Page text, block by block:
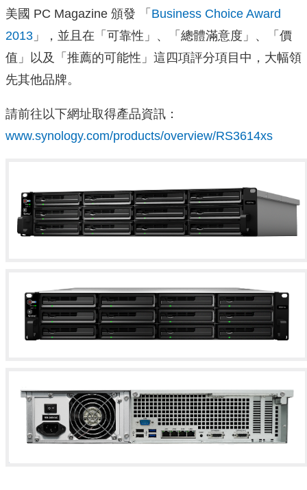
美國 PC Magazine 頒發 「 Business Choice Award
2013 」，並且在「可靠性」、「總體滿意度」、「價
值」以及「推薦的可能性」這四項評分項目中，大幅領
先其他品牌。
請前往以下網址取得產品資訊：
www.synology.com/products/overview/RS3614xs